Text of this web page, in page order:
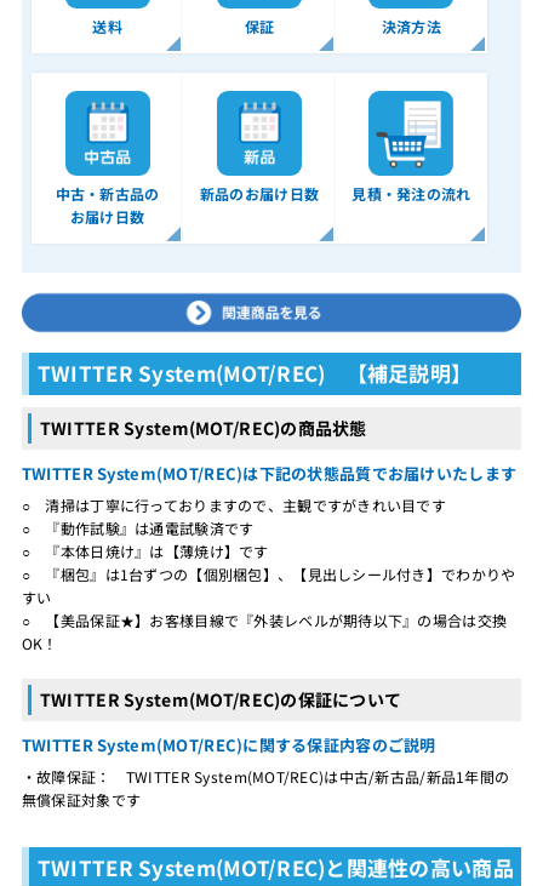
送料 保証 決済方法
中古・新古品の
お届け日数
新品のお届け日数 見積・発注の流れ
TWITTER System(MOT/REC) 【補足説明】
TWITTER System(MOT/REC)の商品状態
TWITTER System(MOT/REC)は下記の状態品質でお届けいたします
○ 清掃は丁寧に行っておりますので、主観ですがきれい目です
○ 『動作試験』は通電試験済です
○ 『本体日焼け』は【薄焼け】です
○ 『梱包』は1台ずつの【個別梱包】、【見出しシール付き】でわかりや
すい
○ 【美品保証★】お客様目線で『外装レベルが期待以下』の場合は交換
OK！
TWITTER System(MOT/REC)の保証について
TWITTER System(MOT/REC)に関する保証内容のご説明
・故障保証： TWITTER System(MOT/REC)は中古/新古品/新品1年間の
無償保証対象です
TWITTER System(MOT/REC)と関連性の高い商品